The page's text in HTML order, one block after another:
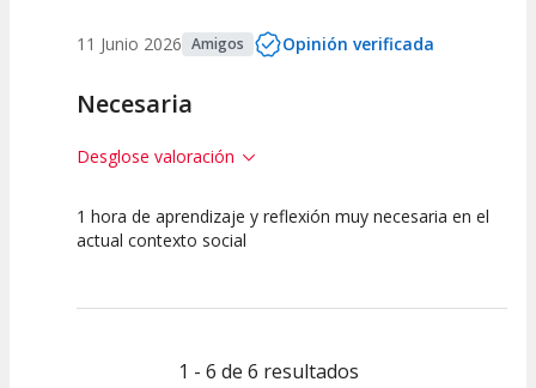
11 Junio 2026 Amigos Opinión verificada
Necesaria
Desglose valoración
10 10 10
1 hora de aprendizaje y reflexión muy necesaria en el
actual contexto social
1 - 6 de 6 resultados